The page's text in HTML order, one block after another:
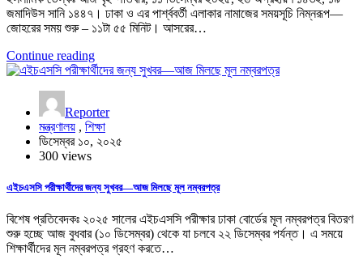
জমাদিউস সানি ১৪৪৭। ঢাকা ও এর পার্শ্ববর্তী এলাকার নামাজের সময়সূচি নিম্নরূপ—
জোহরের সময় শুরু – ১১টা ৫৫ মিনিট। আসরের…
Continue reading
Reporter
মন্ত্রণালয় , শিক্ষা
ডিসেম্বর ১০, ২০২৫
300 views
এইচএসসি পরীক্ষার্থীদের জন্য সুখবর—আজ মিলছে মূল নম্বরপত্র
বিশেষ প্রতিবেদকঃ ২০২৫ সালের এইচএসসি পরীক্ষার ঢাকা বোর্ডের মূল নম্বরপত্র বিতরণ
শুরু হচ্ছে আজ বুধবার (১০ ডিসেম্বর) থেকে যা চলবে ২২ ডিসেম্বর পর্যন্ত। এ সময়ে
শিক্ষার্থীদের মূল নম্বরপত্র গ্রহণ করতে…